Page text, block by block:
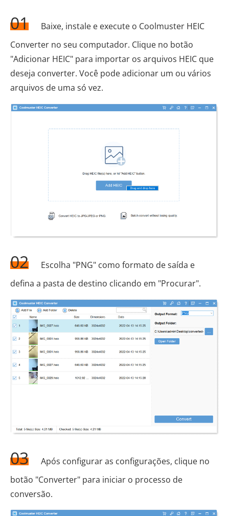
01
Baixe, instale e execute o Coolmuster HEIC
Converter no seu computador. Clique no botão
"Adicionar HEIC" para importar os arquivos HEIC que
deseja converter. Você pode adicionar um ou vários
arquivos de uma só vez.
02
Escolha "PNG" como formato de saída e
defina a pasta de destino clicando em "Procurar".
03
Após configurar as configurações, clique no
botão "Converter" para iniciar o processo de
conversão.